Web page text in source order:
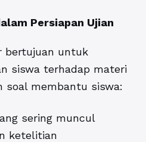
Persiapan Ujian
bertujuan untuk
siswa terhadap materi
soal membantu siswa:
sering muncul
ketelitian